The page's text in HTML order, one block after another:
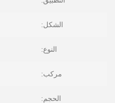
الشكل:
النوع:
مركب:
الحجم: